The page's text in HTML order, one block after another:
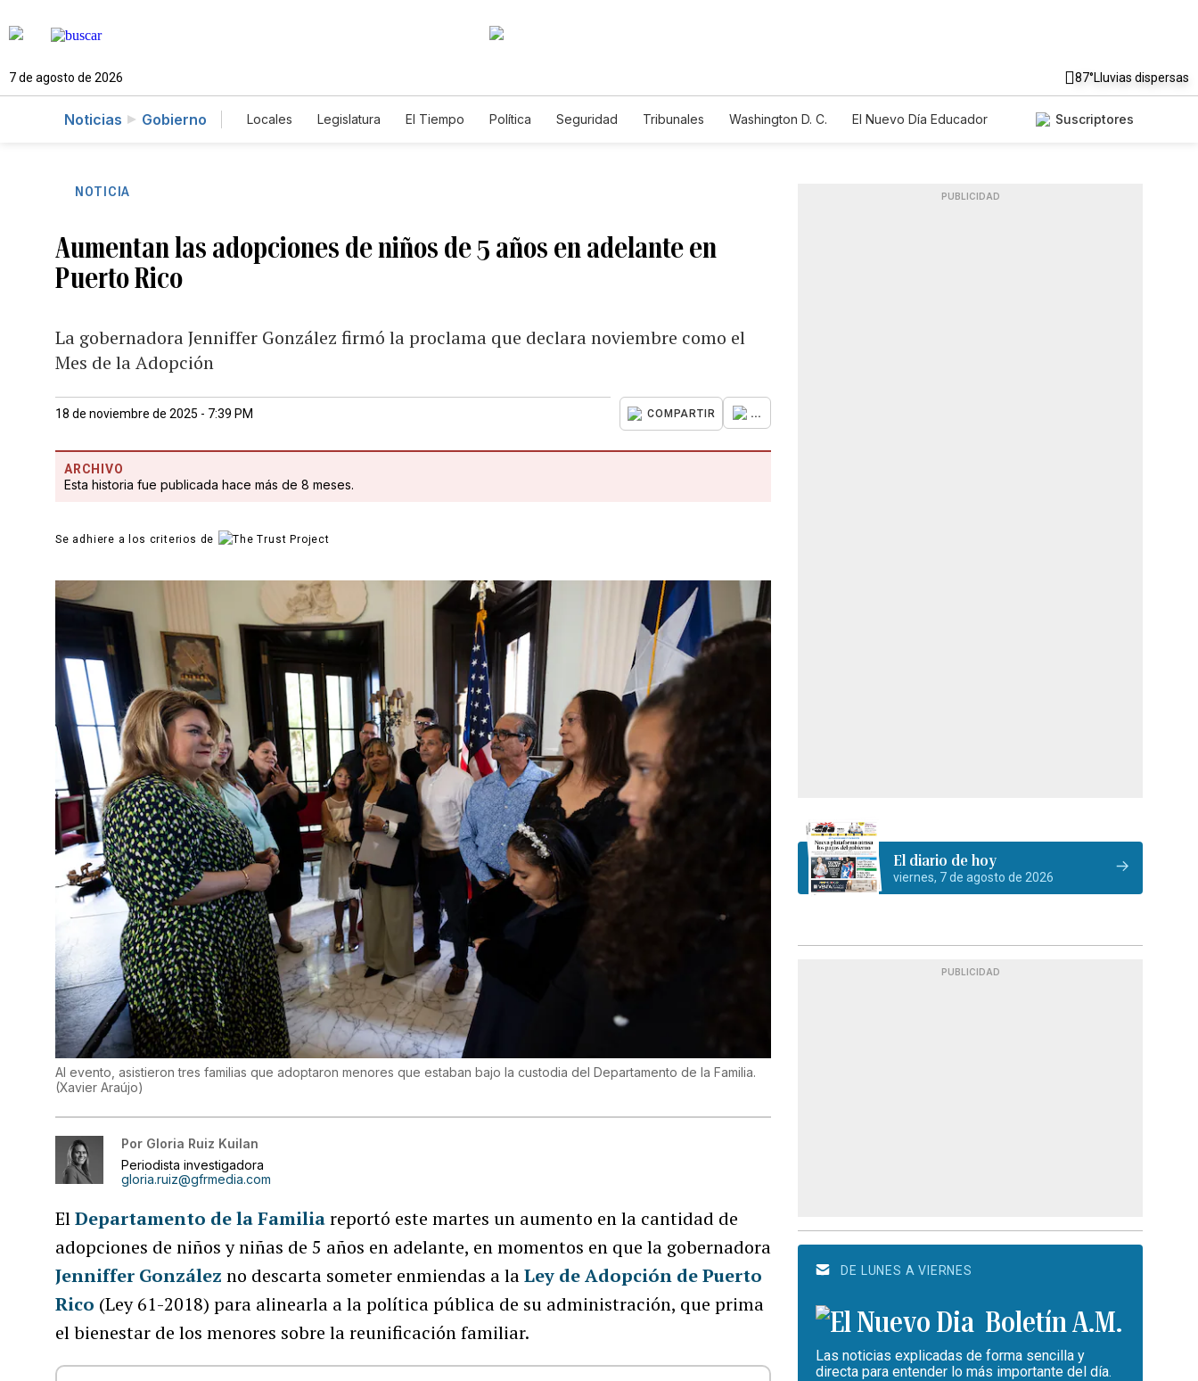
7 de agosto de 2026 87°Lluvias dispersas
Noticias Gobierno Locales Legislatura El Tiempo Política Seguridad Tribunales Washington D. C.
El Nuevo Día Educador
Suscriptores
NOTICIA
Aumentan las adopciones de niños de 5 años en adelante en
Puerto Rico
La gobernadora Jenniffer González firmó la proclama que declara noviembre como el
Mes de la Adopción
18 de noviembre de 2025 - 7:39 PM COMPARTIR ...
ARCHIVO
Esta historia fue publicada hace más de 8 meses.
Se adhiere a los criterios de
Al evento, asistieron tres familias que adoptaron menores que estaban bajo la custodia del Departamento de la Familia.
(Xavier Araújo)
Por Gloria Ruiz Kuilan
Periodista investigadora
gloria.ruiz@gfrmedia.com
ElDepartamento de la Familiareportó este martes un aumento en la cantidad de
adopciones de niños y niñas de 5 años en adelante, en momentos en que la gobernadora
Jenniffer González no descarta someter enmiendas a laLey de Adopción de Puerto
Rico (Ley 61-2018) para alinearla a la política pública de su administración, que prima
el bienestar de los menores sobre la reunificación familiar.
PUBLICIDAD
El diario de hoy
viernes, 7 de agosto de 2026
PUBLICIDAD
DE LUNES A VIERNES
Boletín A.M.
Las noticias explicadas de forma sencilla y
directa para entender lo más importante del día.